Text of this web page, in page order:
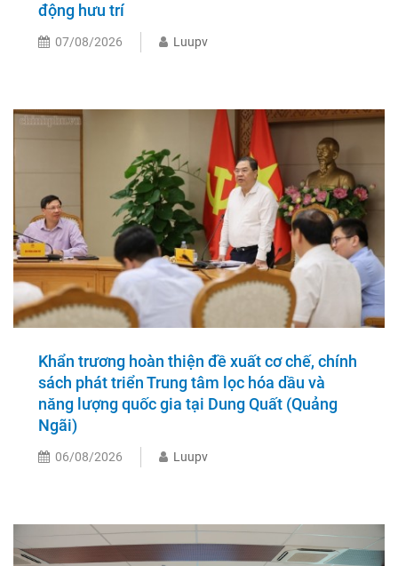
động hưu trí
07/08/2026 Luupv
Khẩn trương hoàn thiện đề xuất cơ chế, chính
sách phát triển Trung tâm lọc hóa dầu và
năng lượng quốc gia tại Dung Quất (Quảng
Ngãi)
06/08/2026 Luupv